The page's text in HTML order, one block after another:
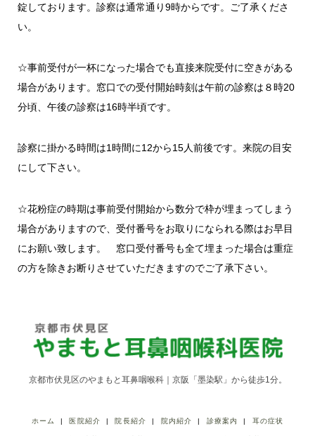
錠しております。診察は通常通り9時からです。ご了承くださ
い。
☆事前受付が一杯になった場合でも直接来院受付に空きがある
場合があります。窓口での受付開始時刻は午前の診察は８時20
分頃、午後の診察は16時半頃です。
診察に掛かる時間は1時間に12から15人前後です。来院の目安
にして下さい。
☆花粉症の時期は事前受付開始から数分で枠が埋まってしまう
場合がありますので、受付番号をお取りになられる際はお早目
にお願い致します。 窓口受付番号も全て埋まった場合は重症
の方を除きお断りさせていただきますのでご了承下さい。
京都市伏見区のやまもと耳鼻咽喉科｜京阪「墨染駅」から徒歩1分。
ホーム 医院紹介 院長紹介 院内紹介 診療案内 耳の症状